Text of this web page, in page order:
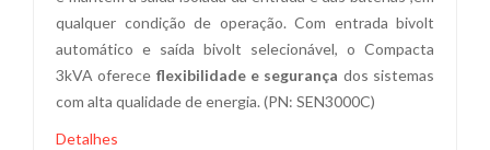
qualquer condição de operação. Com entrada bivolt
automático e saída bivolt selecionável, o Compacta
3kVA oferece flexibilidade e segurança dos sistemas
com alta qualidade de energia. (PN: SEN3000C)
Detalhes